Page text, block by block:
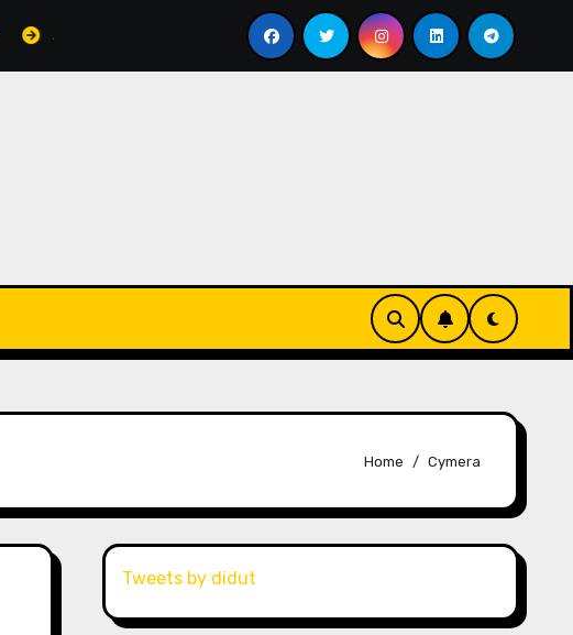
Soal Kopi Darat A Holiday, A Draw, and a Fresh Start
Home Cymera
Tweets by didut